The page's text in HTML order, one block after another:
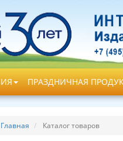
ПРАЗДНИЧНАЯ
Главная Каталог товаров